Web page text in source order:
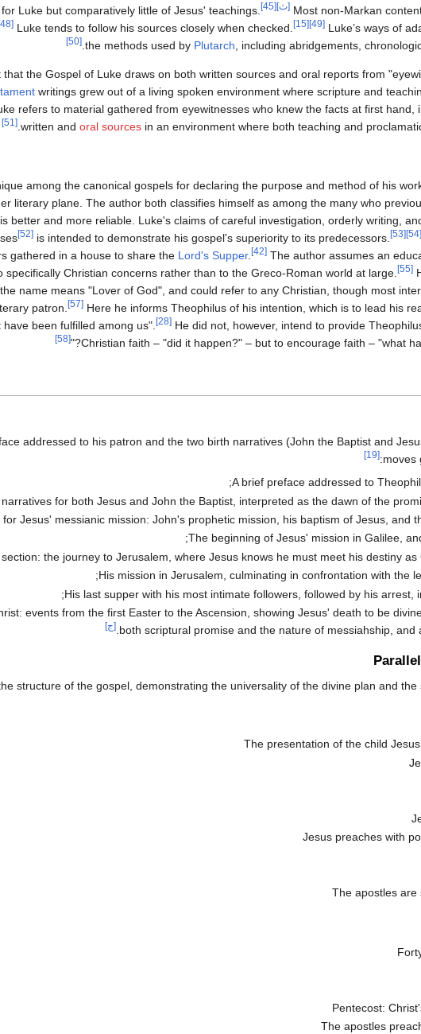
Luke but comparatively little of Jesus' teachings.
[45][ث] Most non-Markan
[48] Luke tends to follow his sources closely when checked. [15] [49] Luke’s ways of
the methods used by Plutarch , including abridgements,
[50]
the Gospel of Luke draws on both written sources and oral reports from
writings grew out of a living spoken environment where scripture and
refers to material gathered from eyewitnesses who knew the facts at first hand,
written and oral sources in an environment where both teaching and
[51]
among the canonical gospels for declaring the purpose and method of his
literary plane. The author both classifies himself as among the many who
better and more reliable. Luke's claims of careful investigation, orderly writing,
[52] is intended to demonstrate his gospel's superiority to its predecessors. [53] [54]
gathered in a house to share the Lord's Supper. [42] The author assumes an
specifically Christian concerns rather than to the Greco-Roman world at large.
[55]
the name means "Lover of God", and could refer to any Christian, though most
patron.
[57] Here he informs Theophilus of his intention, which is to lead his
been fulfilled among us".
[28] He did not, however, intend to provide
Christian faith – "did it happen?" – but to encourage faith – "what
[58]
addressed to his patron and the two birth narratives (John the Baptist and
moves
:
[19]
A brief preface addressed to
for both Jesus and John the Baptist, interpreted as the dawn of the
for Jesus' messianic mission: John's prophetic mission, his baptism of Jesus, and
The beginning of Jesus' mission in Galilee,
the journey to Jerusalem, where Jesus knows he must meet his destiny as
His mission in Jerusalem, culminating in confrontation with the
His last supper with his most intimate followers, followed by his arrest,
events from the first Easter to the Ascension, showing Jesus' death to be
both scriptural promise and the nature of messiahship, and [ج]
structure of the gospel, demonstrating the universality of the divine plan and
The presentation of the child
Jesus preaches with
The apostles are
Pentecost:
The apostles